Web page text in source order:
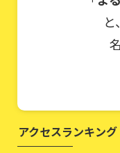
アクセスランキング